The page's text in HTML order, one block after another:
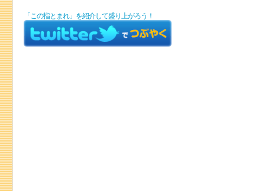
「この指とまれ」を紹介して盛り上がろう！